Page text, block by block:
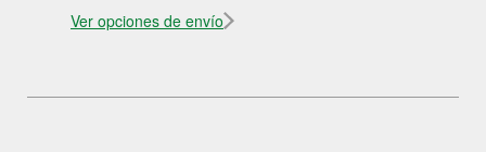
Ver opciones de envío